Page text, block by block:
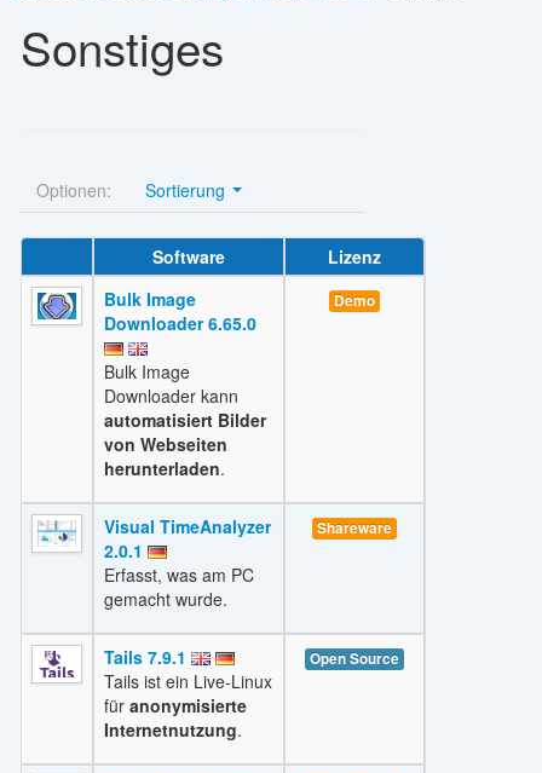
Sonstiges
Optionen: Sortierung
Software
Lizenz
Bulk Image
Downloader 6.65.0
Bulk Image
Downloader kann
automatisiert Bilder
von Webseiten
herunterladen.
Demo
Visual TimeAnalyzer
2.0.1
Erfasst, was am PC
gemacht wurde.
Shareware
Tails 7.9.1
Tails ist ein Live-Linux
für anonymisierte
Internetnutzung.
Open Source